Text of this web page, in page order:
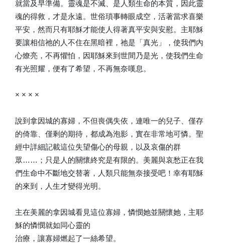
就當及早準備。靈魂是不滅、是人類生命的本質，因此靈
魂的得救，才是永遠。世俗瑣事轉眼成空，活著當求喜樂
平安，然而只有耶穌才能使人得著真平安與安慰。主耶穌
要讓相信祂的人不住在黑暗裡，祂是「真光」，使我們內
心燎亮，不再懼怕，因耶穌來到世間乃是光，使我們生命
有光照耀，便有了希望，不再無奈嘆息。
× × × ×
說到拿因城的寡婦，不但喪偶失依，連唯一的兒子、僅存
的倚靠、僅剩的期待，都成為泡影，實在非常地可憐。聖
經中詳細記載這位失望傷心的母親，以及哀傷的群
眾……；只是人的關懷終究是有限的。美麗與哀愁正在我
們生命中不斷地交替著，人類只能無奈接受吧！幸有耶穌
的來到，人生才變得光明。
主在美麗的拿因城看見這位寡婦，憐憫她並關懷她，主耶
穌的憐憫就如同心靈的
治療，讓寡婦燃起了一絲希望。